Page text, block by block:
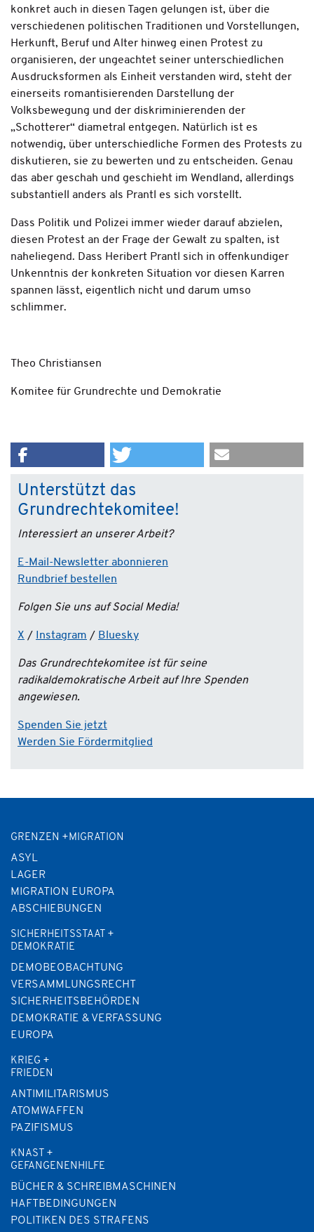
konkret auch in diesen Tagen gelungen ist, über die
verschiedenen politischen Traditionen und Vorstellungen,
Herkunft, Beruf und Alter hinweg einen Protest zu
organisieren, der ungeachtet seiner unterschiedlichen
Ausdrucksformen als Einheit verstanden wird, steht der
einerseits romantisierenden Darstellung der
Volksbewegung und der diskriminierenden der
„Schotterer“ diametral entgegen. Natürlich ist es
notwendig, über unterschiedliche Formen des Protests zu
diskutieren, sie zu bewerten und zu entscheiden. Genau
das aber geschah und geschieht im Wendland, allerdings
substantiell anders als Prantl es sich vorstellt.
Dass Politik und Polizei immer wieder darauf abzielen,
diesen Protest an der Frage der Gewalt zu spalten, ist
naheliegend. Dass Heribert Prantl sich in offenkundiger
Unkenntnis der konkreten Situation vor diesen Karren
spannen lässt, eigentlich nicht und darum umso
schlimmer.
Theo Christiansen
Komitee für Grundrechte und Demokratie
Unterstützt das
Grundrechtekomitee!
Interessiert an unserer Arbeit?
E-Mail-Newsletter abonnieren
Rundbrief bestellen
Folgen Sie uns auf Social Media!
X / Instagram / Bluesky
Das Grundrechtekomitee ist für seine
radikaldemokratische Arbeit auf Ihre Spenden
angewiesen.
Spenden Sie jetzt
Werden Sie Fördermitglied
GRENZEN +MIGRATION
ASYL
LAGER
MIGRATION EUROPA
ABSCHIEBUNGEN
SICHERHEITSSTAAT +
DEMOKRATIE
DEMOBEOBACHTUNG
VERSAMMLUNGSRECHT
SICHERHEITSBEHÖRDEN
DEMOKRATIE & VERFASSUNG
EUROPA
KRIEG +
FRIEDEN
ANTIMILITARISMUS
ATOMWAFFEN
PAZIFISMUS
KNAST +
GEFANGENENHILFE
BÜCHER & SCHREIBMASCHINEN
HAFTBEDINGUNGEN
POLITIKEN DES STRAFENS